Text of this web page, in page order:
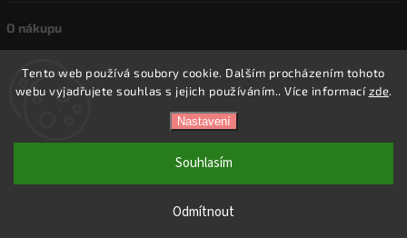
Tento web používá soubory cookie. Dalším procházením tohoto
webu vyjadřujete souhlas s jejich používáním.. Více informacízde.
Nastavení
Odmítnout
Souhlasím
O nákupu
Reklamace a vrácení zboží